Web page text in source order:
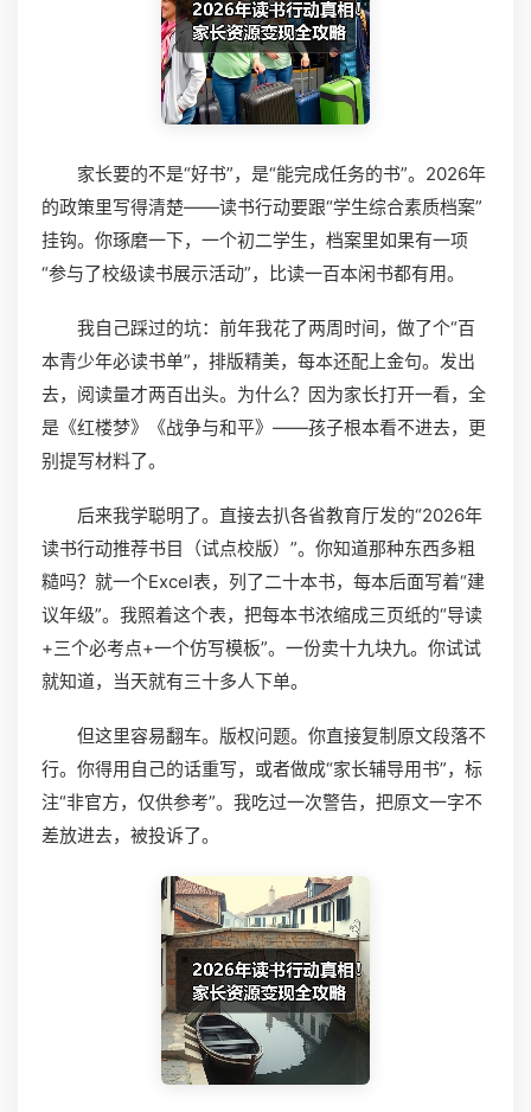
家长要的不是“好书”，是“能完成任务的书”。2026年
的政策里写得清楚——读书行动要跟“学生综合素质档案”
挂钩。你琢磨一下，一个初二学生，档案里如果有一项
“参与了校级读书展示活动”，比读一百本闲书都有用。
我自己踩过的坑：前年我花了两周时间，做了个“百
本青少年必读书单”，排版精美，每本还配上金句。发出
去，阅读量才两百出头。为什么？因为家长打开一看，全
是《红楼梦》《战争与和平》——孩子根本看不进去，更
别提写材料了。
后来我学聪明了。直接去扒各省教育厅发的“2026年
读书行动推荐书目（试点校版）”。你知道那种东西多粗
糙吗？就一个Excel表，列了二十本书，每本后面写着“建
议年级”。我照着这个表，把每本书浓缩成三页纸的“导读
+三个必考点+一个仿写模板”。一份卖十九块九。你试试
就知道，当天就有三十多人下单。
但这里容易翻车。版权问题。你直接复制原文段落不
行。你得用自己的话重写，或者做成“家长辅导用书”，标
注“非官方，仅供参考”。我吃过一次警告，把原文一字不
差放进去，被投诉了。